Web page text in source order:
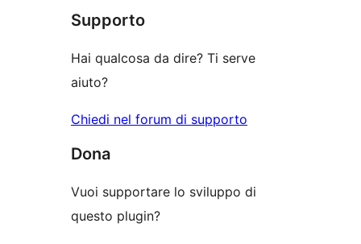
Supporto
Hai qualcosa da dire? Ti serve
aiuto?
Chiedi nel forum di supporto
Dona
Vuoi supportare lo sviluppo di
questo plugin?